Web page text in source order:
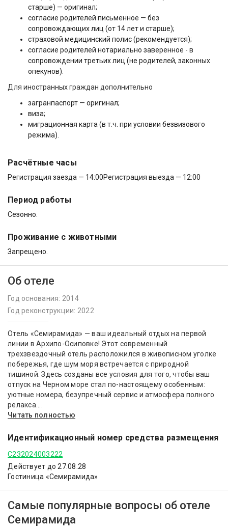
старше) — оригинал;
согласие родителей письменное — без
сопровождающих лиц (от 14 лет и старше);
страховой медицинский полис (рекомендуется);
согласие родителей нотариально заверенное - в
сопровождении третьих лиц (не родителей, законных
опекунов).
Для иностранных граждан дополнительно
загранпаспорт — оригинал;
виза;
миграционная карта (в т.ч. при условии безвизового
режима).
Расчётные часы
Регистрация заезда — 14:00Регистрация выезда — 12:00
Период работы
Сезонно.
Проживание с животными
Запрещено.
Об отеле
Год основания: 2014
Год реконструкции: 2022
Отель «Семирамида» — ваш идеальный отдых на первой
линии в Архипо-Осиповке! Этот современный
трехзвездочный отель расположился в живописном уголке
побережья, где шум моря встречается с природной
тишиной. Здесь созданы все условия для того, чтобы ваш
отпуск на Черном море стал по-настоящему особенным:
уютные номера, безупречный сервис и атмосфера полного
релакса....
Читать полностью
Идентификационный номер средства размещения
С232024003222
Действует до 27.08.28
Гостиница «Семирамида»
Самые популярные вопросы об отеле
Семирамида